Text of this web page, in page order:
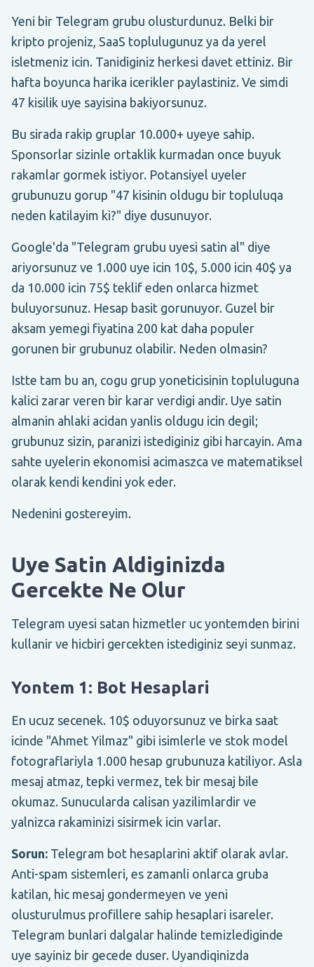
Yeni bir Telegram grubu olusturdunuz. Belki bir
kripto projeniz, SaaS toplulugunuz ya da yerel
isletmeniz icin. Tanidiginiz herkesi davet ettiniz. Bir
hafta boyunca harika icerikler paylastiniz. Ve simdi
47 kisilik uye sayisina bakiyorsunuz.
Bu sirada rakip gruplar 10.000+ uyeye sahip.
Sponsorlar sizinle ortaklik kurmadan once buyuk
rakamlar gormek istiyor. Potansiyel uyeler
grubunuzu gorup "47 kisinin oldugu bir topluluqa
neden katilayim ki?" diye dusunuyor.
Google'da "Telegram grubu uyesi satin al" diye
ariyorsunuz ve 1.000 uye icin 10$, 5.000 icin 40$ ya
da 10.000 icin 75$ teklif eden onlarca hizmet
buluyorsunuz. Hesap basit gorunuyor. Guzel bir
aksam yemegi fiyatina 200 kat daha populer
gorunen bir grubunuz olabilir. Neden olmasin?
Istte tam bu an, cogu grup yoneticisinin topluluguna
kalici zarar veren bir karar verdigi andir. Uye satin
almanin ahlaki acidan yanlis oldugu icin degil;
grubunuz sizin, paranizi istediginiz gibi harcayin. Ama
sahte uyelerin ekonomisi acimaszca ve matematiksel
olarak kendi kendini yok eder.
Nedenini gostereyim.
Uye Satin Aldiginizda
Gercekte Ne Olur
Telegram uyesi satan hizmetler uc yontemden birini
kullanir ve hicbiri gercekten istediginiz seyi sunmaz.
Yontem 1: Bot Hesaplari
En ucuz secenek. 10$ oduyorsunuz ve birka saat
icinde "Ahmet Yilmaz" gibi isimlerle ve stok model
fotograflariyla 1.000 hesap grubunuza katiliyor. Asla
mesaj atmaz, tepki vermez, tek bir mesaj bile
okumaz. Sunucularda calisan yazilimlardir ve
yalnizca rakaminizi sisirmek icin varlar.
Sorun: Telegram bot hesaplarini aktif olarak avlar.
Anti-spam sistemleri, es zamanli onlarca gruba
katilan, hic mesaj gondermeyen ve yeni
olusturulmus profillere sahip hesaplari isareler.
Telegram bunlari dalgalar halinde temizlediginde
uye sayiniz bir gecede duser. Uyandiqinizda